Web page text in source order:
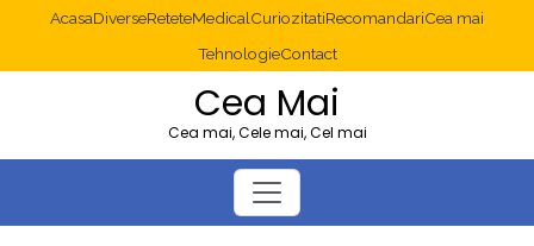
AcasaDiverseReteteMedicalCuriozitatiRecomandariCea mai
TehnologieContact
Cea Mai
Cea mai, Cele mai, Cel mai